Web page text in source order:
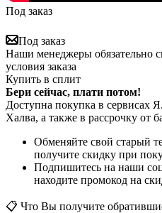
Под заказ
Под заказ
Наши менеджеры обязательно
условия заказа
Купить в сплит
Бери сейчас, плати потом!
Доступна покупка в сервисах
Халва, а также в рассрочку от
Обменяйте свой старый
получите скидку при
Подпишитесь на наши
находите промокод на
📋 Что Вы получите